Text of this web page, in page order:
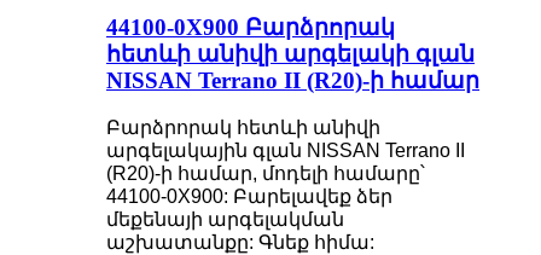
44100-0X900 Բարձրորակ
հետևի անիվի արգելակի գլան
NISSAN Terrano II (R20)-ի համար
Բարձրորակ հետևի անիվի
արգելակային գլան NISSAN Terrano II
(R20)-ի համար, մոդելի համարը՝
44100-0X900: Բարելավեք ձեր
մեքենայի արգելակման
աշխատանքը: Գնեք հիմա: